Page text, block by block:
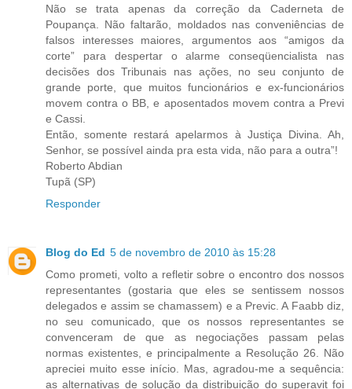
Não se trata apenas da correção da Caderneta de
Poupança. Não faltarão, moldados nas conveniências de
falsos interesses maiores, argumentos aos “amigos da
corte” para despertar o alarme conseqüencialista nas
decisões dos Tribunais nas ações, no seu conjunto de
grande porte, que muitos funcionários e ex-funcionários
movem contra o BB, e aposentados movem contra a Previ
e Cassi.
Então, somente restará apelarmos à Justiça Divina. Ah,
Senhor, se possível ainda pra esta vida, não para a outra”!
Roberto Abdian
Tupã (SP)
Responder
Blog do Ed 5 de novembro de 2010 às 15:28
Como prometi, volto a refletir sobre o encontro dos nossos
representantes (gostaria que eles se sentissem nossos
delegados e assim se chamassem) e a Previc. A Faabb diz,
no seu comunicado, que os nossos representantes se
convenceram de que as negociações passam pelas
normas existentes, e principalmente a Resolução 26. Não
apreciei muito esse início. Mas, agradou-me a sequência:
as alternativas de solução da distribuição do superavit foi